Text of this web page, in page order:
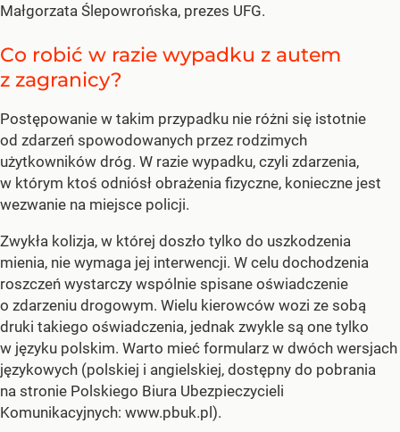
Małgorzata Ślepowrońska, prezes UFG.
Co robić w razie wypadku z autem
z zagranicy?
Postępowanie w takim przypadku nie różni się istotnie
od zdarzeń spowodowanych przez rodzimych
użytkowników dróg. W razie wypadku, czyli zdarzenia,
w którym ktoś odniósł obrażenia fizyczne, konieczne jest
wezwanie na miejsce policji.
Zwykła kolizja, w której doszło tylko do uszkodzenia
mienia, nie wymaga jej interwencji. W celu dochodzenia
roszczeń wystarczy wspólnie spisane oświadczenie
o zdarzeniu drogowym. Wielu kierowców wozi ze sobą
druki takiego oświadczenia, jednak zwykle są one tylko
w języku polskim. Warto mieć formularz w dwóch wersjach
językowych (polskiej i angielskiej, dostępny do pobrania
na stronie Polskiego Biura Ubezpieczycieli
Komunikacyjnych: www.pbuk.pl).